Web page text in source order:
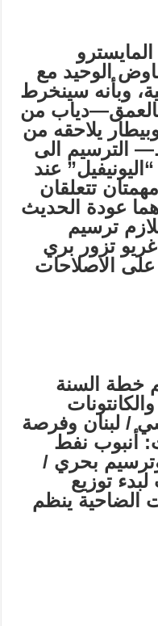
الوحيد مع
وبأنه سينخرط
—دياب من
يلاحقه من
الترسيم الى
عند
تتعلقان
عودة الحديث
ترسيم
غريو تزور بري
على الاصلاحات
خطة السنة
والكانتونات
/ لبنان وفرصة
أنبوب نفط
بحري /
توزيع
الضاحية ينظم